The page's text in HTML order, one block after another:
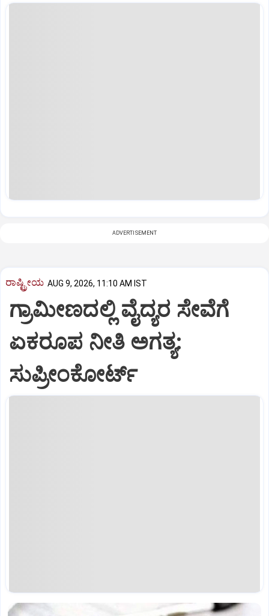
ADVERTISEMENT
ರಾಷ್ಟ್ರೀಯ AUG 9, 2026, 11:10 AM IST
ಗ್ರಾಮೀಣದಲ್ಲಿ ವೈದ್ಯರ ಸೇವೆಗೆ
ಏಕರೂಪ ನೀತಿ ಅಗತ್ಯ:
ಸುಪ್ರೀಂಕೋರ್ಟ್‌